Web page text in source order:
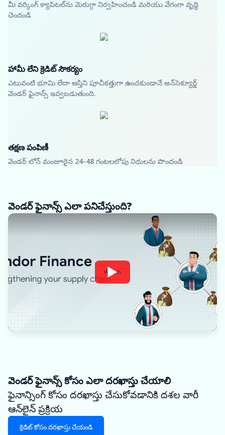
మీ వర్కింగ్ క్యాపిటల్‌ను మెరుగ్గా నిర్వహించండి మరియు వేగంగా వృద్ధి
చెందండి
హామీ లేని క్రెడిట్ సౌకర్యం
ఎటువంటి భూమి లేదా ఆస్తిని పూచీకత్తుగా ఉంచకుండానే అన్‌సెక్యూర్డ్
వెండర్ ఫైనాన్స్ ఇవ్వబడుతుంది.
తక్షణ పంపిణీ
వెండర్ లోన్ మంజూరైన 24-48 గంటలలోపు నిధులను పొందండి
వెండర్ ఫైనాన్స్ ఎలా పనిచేస్తుంది?
Watch
వెండర్ ఫైనాన్స్ కోసం ఎలా దరఖాస్తు చేయాలి
ఫైనాన్సింగ్ కోసం దరఖాస్తు చేసుకోవడానికి దశల వారీ
ఆన్‌లైన్ ప్రక్రియ
క్రెడిట్ కోసం దరఖాస్తు చేయండి